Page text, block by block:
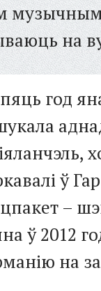
музычным
на
год
ў
–
ў 2012
на